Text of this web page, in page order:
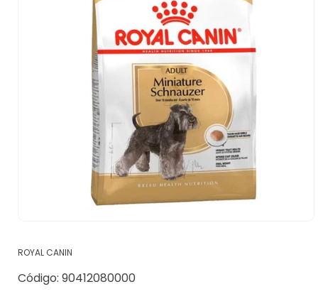
multimedia
1
una
ROYAL CANIN
Código: SKU:
90412080000